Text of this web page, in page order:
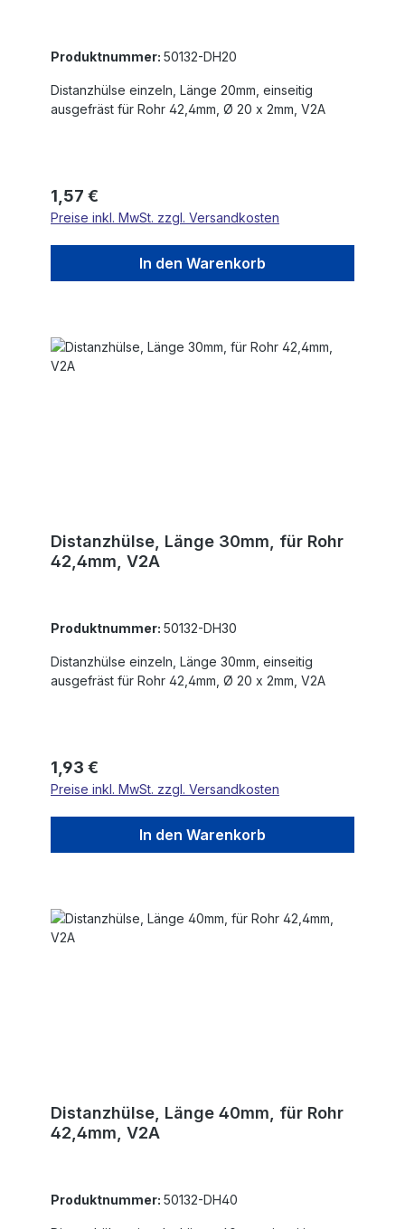
Produktnummer: 50132-DH20
Distanzhülse einzeln, Länge 20mm, einseitig
ausgefräst für Rohr 42,4mm, Ø 20 x 2mm, V2A
Regulärer Preis:
1,57 €
Preise inkl. MwSt. zzgl. Versandkosten
In den Warenkorb
Distanzhülse, Länge 30mm, für Rohr
42,4mm, V2A
Produktnummer: 50132-DH30
Distanzhülse einzeln, Länge 30mm, einseitig
ausgefräst für Rohr 42,4mm, Ø 20 x 2mm, V2A
Regulärer Preis:
1,93 €
Preise inkl. MwSt. zzgl. Versandkosten
In den Warenkorb
Distanzhülse, Länge 40mm, für Rohr
42,4mm, V2A
Produktnummer: 50132-DH40